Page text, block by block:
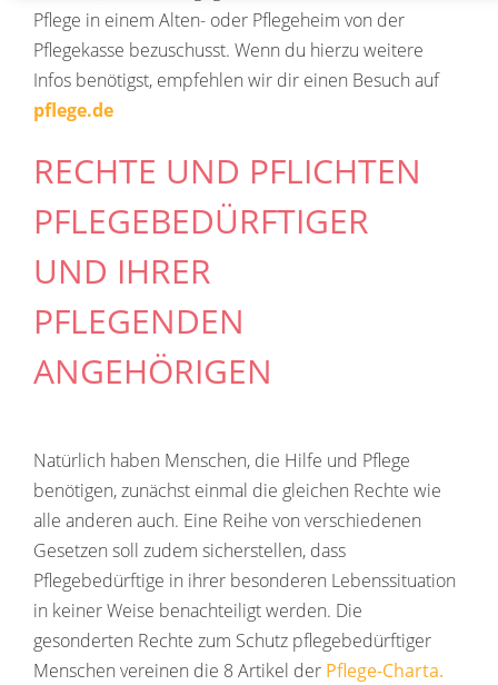
Pflege in einem Alten- oder Pflegeheim von der
Pflegekasse bezuschusst. Wenn du hierzu weitere
Infos benötigst, empfehlen wir dir einen Besuch auf
pflege.de
RECHTE UND PFLICHTEN
PFLEGEBEDÜRFTIGER
UND IHRER
PFLEGENDEN
ANGEHÖRIGEN
Natürlich haben Menschen, die Hilfe und Pflege
benötigen, zunächst einmal die gleichen Rechte wie
alle anderen auch. Eine Reihe von verschiedenen
Gesetzen soll zudem sicherstellen, dass
Pflegebedürftige in ihrer besonderen Lebenssituation
in keiner Weise benachteiligt werden. Die
gesonderten Rechte zum Schutz pflegebedürftiger
Menschen vereinen die 8 Artikel der Pflege-Charta.